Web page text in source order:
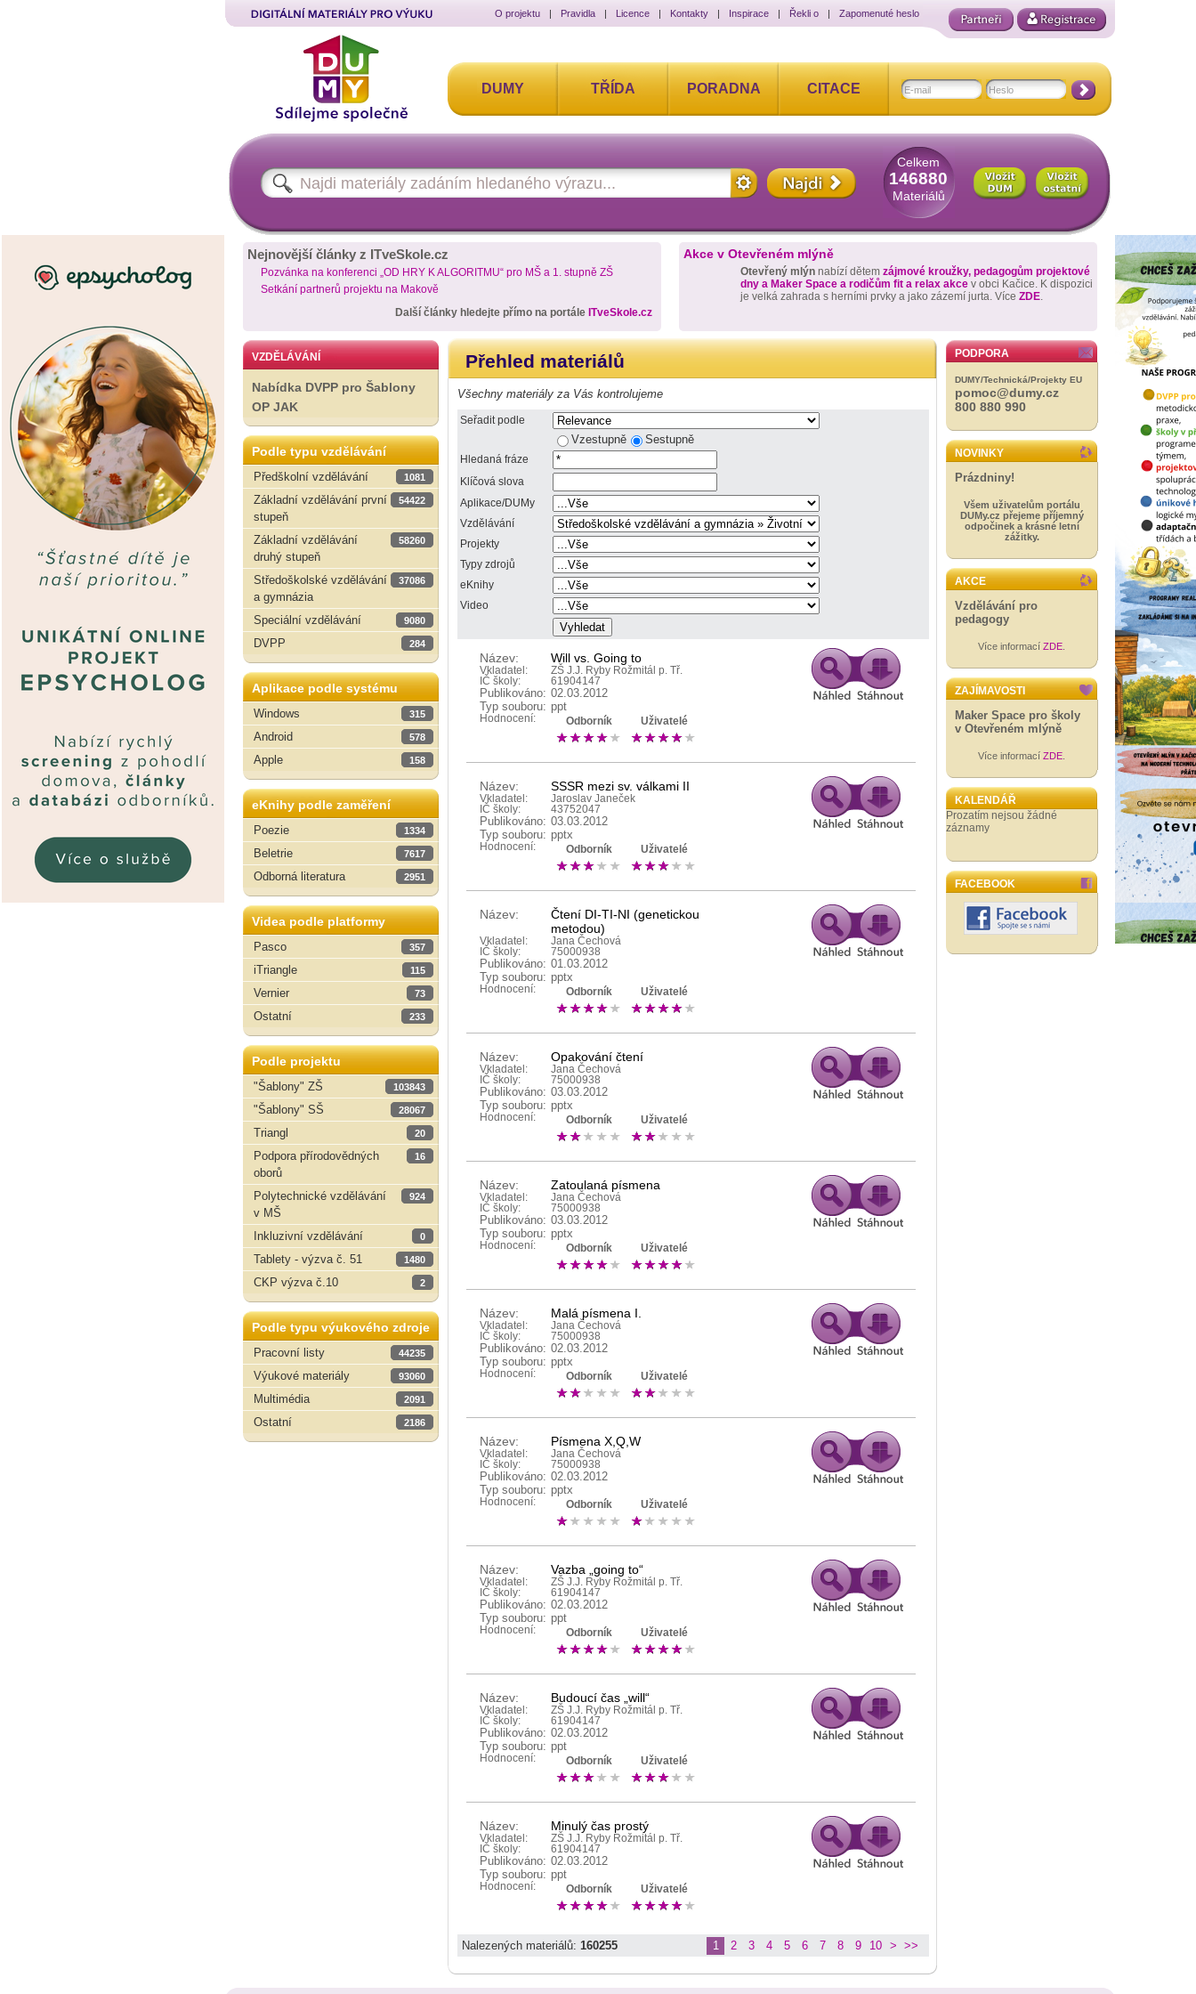
O projektu | Pravidla | Licence | Kontakty | Inspirace | Řekli o | Zapomenuté heslo
DUMY TŘÍDA PORADNA CITACE
Celkem
146880
Materiálů
Nejnovější články z ITveSkole.cz
Pozvánka na konferenci „OD HRY K ALGORITMU“ pro MŠ a 1. stupně ZŠ
Setkání partnerů projektu na Makově
Další články hledejte přímo na portále ITveSkole.cz
Akce v Otevřeném mlýně
Otevřený mlýn nabízí dětem zájmové kroužky, pedagogům projektové
dny a Maker Space a rodičům fit a relax akce v obci Kačice. K dispozici
je velká zahrada s herními prvky a jako zázemí jurta. Více ZDE.
VZDĚLÁVÁNÍ
Nabídka DVPP pro Šablony
OP JAK
Podle typu vzdělávání
Předškolní vzdělávání
1081
Základní vzdělávání první
stupeň
54422
Základní vzdělávání
druhý stupeň
58260
Středoškolské vzdělávání
a gymnázia
37086
Speciální vzdělávání 9080
DVPP 284
Aplikace podle systému
Windows
315
Android 578
Apple 158
eKnihy podle zaměření
Poezie
1334
Beletrie 7617
Odborná literatura 2951
Videa podle platformy
Pasco
357
iTriangle 115
Vernier 73
Ostatní 233
Podle projektu
"Šablony" ZŠ
103843
"Šablony" SŠ 28067
Triangl 20
Podpora přírodovědných
oborů
16
Polytechnické vzdělávání
v MŠ
924
Inkluzivní vzdělávání 0
Tablety - výzva č. 51 1480
CKP výzva č.10 2
Podle typu výukového zdroje
Pracovní listy
44235
Výukové materiály 93060
Multimédia 2091
Ostatní 2186
Přehled materiálů
Všechny materiály za Vás kontrolujeme
Seřadit podle
Vzestupně Sestupně
Hledaná fráze
Klíčová slova
Aplikace/DUMy
Vzdělávání
Projekty
Typy zdrojů
eKnihy
Video
Název: Will vs. Going to
Vkladatel:
ZŠ J.J. Ryby Rožmitál p. Tř.
IČ školy:
61904147
Publikováno: 02.03.2012
Typ souboru: ppt
Hodnocení: Odborník Uživatelé
Název: SSSR mezi sv. válkami II
Vkladatel:
Jaroslav Janeček
IČ školy:
43752047
Publikováno: 03.03.2012
Typ souboru: pptx
Hodnocení: Odborník Uživatelé
Název:
Čtení DI-TI-NI (genetickou
metodou)
Vkladatel:
Jana Čechová
IČ školy:
75000938
Publikováno: 01.03.2012
Typ souboru: pptx
Hodnocení: Odborník Uživatelé
Název: Opakování čtení
Vkladatel:
Jana Čechová
IČ školy:
75000938
Publikováno: 03.03.2012
Typ souboru: pptx
Hodnocení: Odborník Uživatelé
Název: Zatoulaná písmena
Vkladatel:
Jana Čechová
IČ školy:
75000938
Publikováno: 03.03.2012
Typ souboru: pptx
Hodnocení: Odborník Uživatelé
Název: Malá písmena I.
Vkladatel:
Jana Čechová
IČ školy:
75000938
Publikováno: 02.03.2012
Typ souboru: pptx
Hodnocení: Odborník Uživatelé
Název: Písmena X,Q,W
Vkladatel:
Jana Čechová
IČ školy:
75000938
Publikováno: 02.03.2012
Typ souboru: pptx
Hodnocení: Odborník Uživatelé
Název: Vazba „going to“
Vkladatel:
ZŠ J.J. Ryby Rožmitál p. Tř.
IČ školy:
61904147
Publikováno: 02.03.2012
Typ souboru: ppt
Hodnocení: Odborník Uživatelé
Název: Budoucí čas „will“
Vkladatel:
ZŠ J.J. Ryby Rožmitál p. Tř.
IČ školy:
61904147
Publikováno: 02.03.2012
Typ souboru: ppt
Hodnocení: Odborník Uživatelé
Název: Minulý čas prostý
Vkladatel:
ZŠ J.J. Ryby Rožmitál p. Tř.
IČ školy:
61904147
Publikováno: 02.03.2012
Typ souboru: ppt
Hodnocení: Odborník Uživatelé
Nalezených materiálů: 160255 1 2 3 4 5 6 7 8 9 10 > >>
PODPORA
DUMY/Technická/Projekty EU
pomoc@dumy.cz
800 880 990
NOVINKY
Prázdniny!
Všem uživatelům portálu
DUMy.cz přejeme příjemný
odpočinek a krásné letní
zážitky.
AKCE
Vzdělávání pro
pedagogy
Více informací ZDE
ZAJÍMAVOSTI
Maker Space pro školy
v Otevřeném mlýně
Více informací ZDE
KALENDÁŘ
Prozatím nejsou žádné
záznamy
FACEBOOK